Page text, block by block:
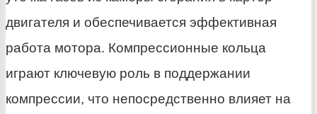
двигателя и обеспечивается эффективная
работа мотора. Компрессионные кольца
играют ключевую роль в поддержании
компрессии, что непосредственно влияет на